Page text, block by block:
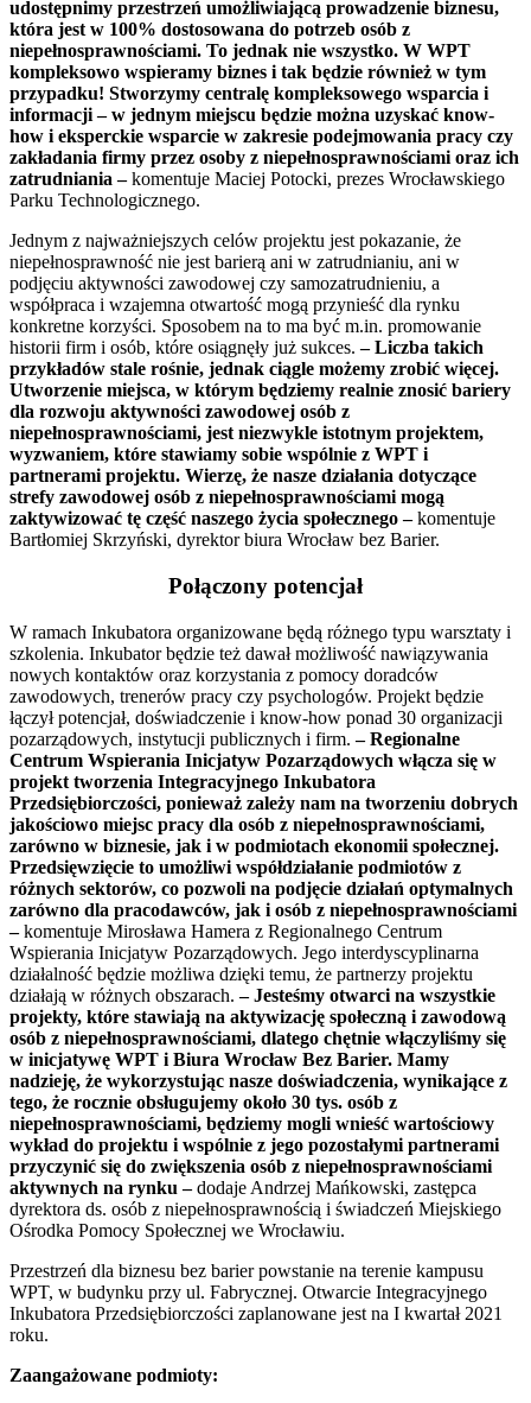
udostępnimy przestrzeń umożliwiającą prowadzenie biznesu,
która jest w 100% dostosowana do potrzeb osób z
niepełnosprawnościami. To jednak nie wszystko. W WPT
kompleksowo wspieramy biznes i tak będzie również w tym
przypadku! Stworzymy centralę kompleksowego wsparcia i
informacji – w jednym miejscu będzie można uzyskać know-
how i eksperckie wsparcie w zakresie podejmowania pracy czy
zakładania firmy przez osoby z niepełnosprawnościami oraz ich
zatrudniania –komentuje Maciej Potocki, prezes Wrocławskiego
Parku Technologicznego.
Jednym z najważniejszych celów projektu jest pokazanie, że
niepełnosprawność nie jest barierą ani w zatrudnianiu, ani w
podjęciu aktywności zawodowej czy samozatrudnieniu, a
współpraca i wzajemna otwartość mogą przynieść dla rynku
konkretne korzyści. Sposobem na to ma być m.in. promowanie
historii firm i osób, które osiągnęły już sukces.– Liczba takich
przykładów stale rośnie, jednak ciągle możemy zrobić więcej.
Utworzenie miejsca, w którym będziemy realnie znosić bariery
dla rozwoju aktywności zawodowej osób z
niepełnosprawnościami, jest niezwykle istotnym projektem,
wyzwaniem, które stawiamy sobie wspólnie z WPT i
partnerami projektu. Wierzę, że nasze działania dotyczące
strefy zawodowej osób z niepełnosprawnościami mogą
zaktywizować tę część naszego życia społecznego –komentuje
Bartłomiej Skrzyński, dyrektor biura Wrocław bez Barier.
Połączony potencjał
W ramach Inkubatora organizowane będą różnego typu warsztaty i
szkolenia. Inkubator będzie też dawał możliwość nawiązywania
nowych kontaktów oraz korzystania z pomocy doradców
zawodowych, trenerów pracy czy psychologów. Projekt będzie
łączył potencjał, doświadczenie i know-how ponad 30 organizacji
pozarządowych, instytucji publicznych i firm.– Regionalne
Centrum Wspierania Inicjatyw Pozarządowych włącza się w
projekt tworzenia Integracyjnego Inkubatora
Przedsiębiorczości, ponieważ zależy nam na tworzeniu dobrych
jakościowo miejsc pracy dla osób z niepełnosprawnościami,
zarówno w biznesie, jak i w podmiotach ekonomii społecznej.
Przedsięwzięcie to umożliwi współdziałanie podmiotów z
różnych sektorów, co pozwoli na podjęcie działań optymalnych
zarówno dla pracodawców, jak i osób z niepełnosprawnościami
–komentuje Mirosława Hamera z Regionalnego Centrum
Wspierania Inicjatyw Pozarządowych. Jego interdyscyplinarna
działalność będzie możliwa dzięki temu, że partnerzy projektu
działają w różnych obszarach.– Jesteśmy otwarci na wszystkie
projekty, które stawiają na aktywizację społeczną i zawodową
osób z niepełnosprawnościami, dlatego chętnie włączyliśmy się
w inicjatywę WPT i Biura Wrocław Bez Barier. Mamy
nadzieję, że wykorzystując nasze doświadczenia, wynikające z
tego, że rocznie obsługujemy około 30 tys. osób z
niepełnosprawnościami, będziemy mogli wnieść wartościowy
wykład do projektu i wspólnie z jego pozostałymi partnerami
przyczynić się do zwiększenia osób z niepełnosprawnościami
aktywnych na rynku –dodaje Andrzej Mańkowski, zastępca
dyrektora ds. osób z niepełnosprawnością i świadczeń Miejskiego
Ośrodka Pomocy Społecznej we Wrocławiu.
Przestrzeń dla biznesu bez barier powstanie na terenie kampusu
WPT, w budynku przy ul. Fabrycznej. Otwarcie Integracyjnego
Inkubatora Przedsiębiorczości zaplanowane jest na I kwartał 2021
roku.
Zaangażowane podmioty: